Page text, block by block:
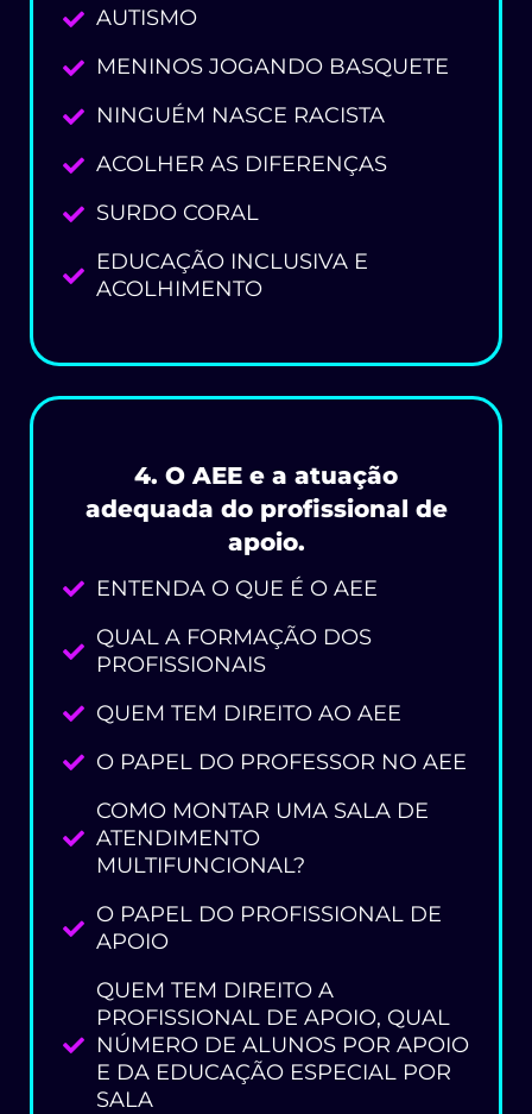
AUTISMO
MENINOS JOGANDO BASQUETE
NINGUÉM NASCE RACISTA
ACOLHER AS DIFERENÇAS
SURDO CORAL
EDUCAÇÃO INCLUSIVA E
ACOLHIMENTO
4. O AEE e a atuação
adequada do profissional de
apoio.
ENTENDA O QUE É O AEE
QUAL A FORMAÇÃO DOS
PROFISSIONAIS
QUEM TEM DIREITO AO AEE
O PAPEL DO PROFESSOR NO AEE
COMO MONTAR UMA SALA DE
ATENDIMENTO
MULTIFUNCIONAL?
O PAPEL DO PROFISSIONAL DE
APOIO
QUEM TEM DIREITO A
PROFISSIONAL DE APOIO, QUAL
NÚMERO DE ALUNOS POR APOIO
E DA EDUCAÇÃO ESPECIAL POR
SALA